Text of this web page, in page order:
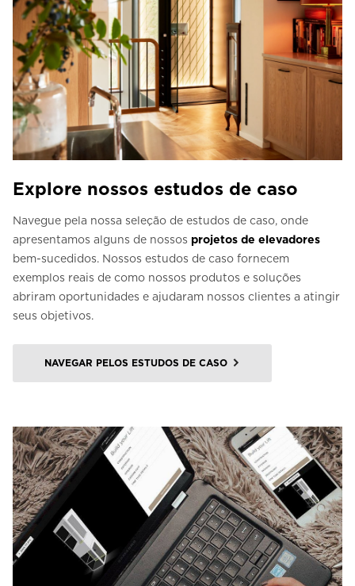
Explore nossos estudos de caso
Navegue pela nossa seleção de estudos de caso, onde
apresentamos alguns de nossos projetos de elevadores
bem-sucedidos. Nossos estudos de caso fornecem
exemplos reais de como nossos produtos e soluções
abriram oportunidades e ajudaram nossos clientes a atingir
seus objetivos.
NAVEGAR PELOS ESTUDOS DE CASO